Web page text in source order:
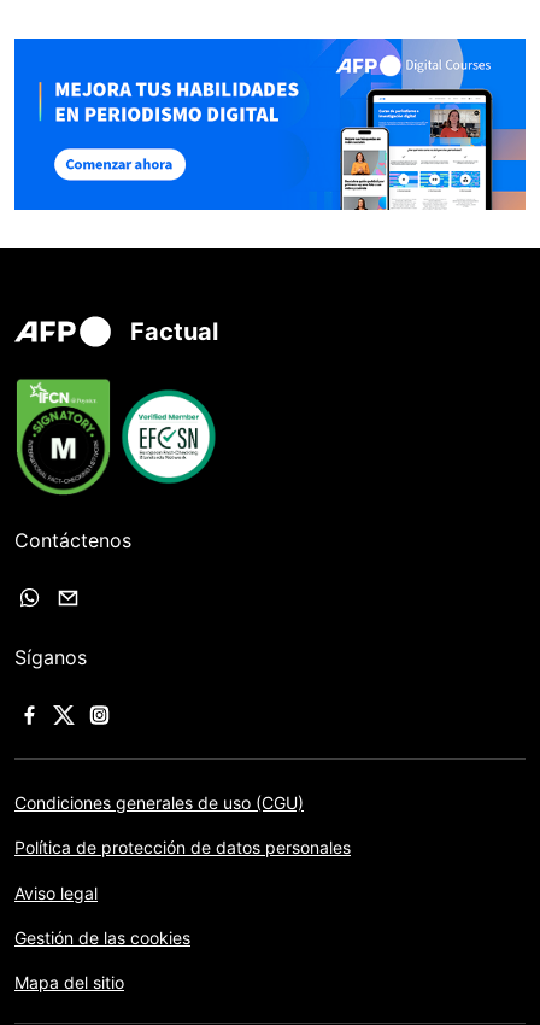
Factual
Contáctenos
Síganos
Condiciones generales de uso (CGU)
Política de protección de datos personales
Aviso legal
Gestión de las cookies
Mapa del sitio